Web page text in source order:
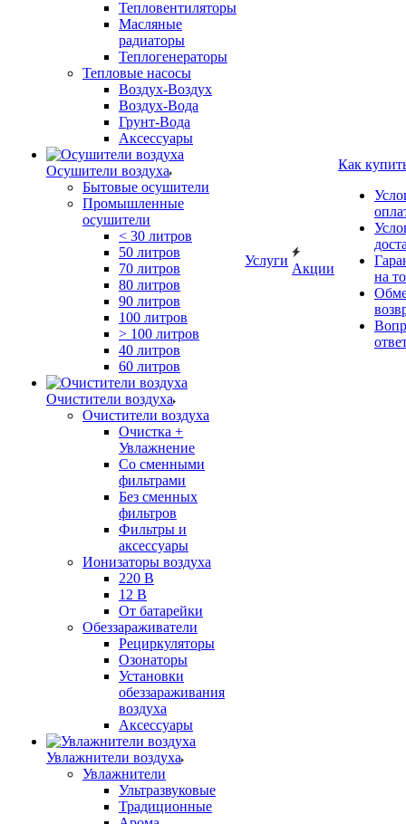
Тепловентиляторы
Масляные
радиаторы
Теплогенераторы
Тепловые насосы
Воздух-Воздух
Воздух-Вода
Грунт-Вода
Аксессуары
Осушители воздуха
Бытовые осушители
Промышленные
осушители
< 30 литров
50 литров
70 литров
80 литров
90 литров
100 литров
> 100 литров
40 литров
60 литров
Очистители воздуха
Очистители воздуха
Очистка +
Увлажнение
Cо сменными
фильтрами
Без сменных
фильтров
Фильтры и
аксессуары
Ионизаторы воздуха
220 В
12 В
От батарейки
Обеззараживатели
Рециркуляторы
Озонаторы
Установки
обеззараживания
воздуха
Аксессуары
Увлажнители воздуха
Увлажнители
Ультразвуковые
Традиционные
Услуги
Акции
Как
на